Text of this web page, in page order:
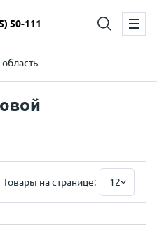
50-111
Товары на странице: 12